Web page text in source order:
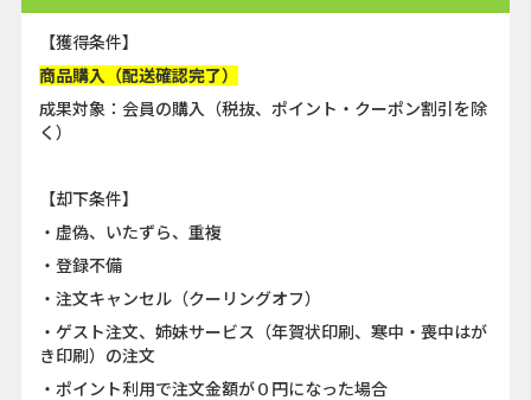
【獲得条件】
商品購入（配送確認完了）
成果対象：会員の購入（税抜、ポイント・クーポン割引を除
く）
【却下条件】
・虚偽、いたずら、重複
・登録不備
・注文キャンセル（クーリングオフ）
・ゲスト注文、姉妹サービス（年賀状印刷、寒中・喪中はが
き印刷）の注文
・ポイント利用で注文金額が０円になった場合